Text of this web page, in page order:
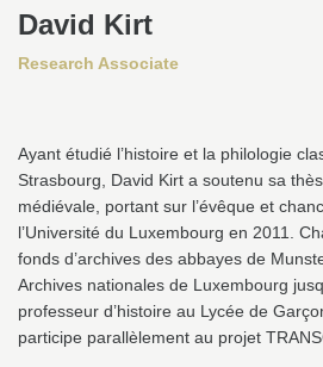
David Kirt
Research Associate
Ayant étudié l’histoire et la philologie
Strasbourg, David Kirt a soutenu sa
médiévale, portant sur l’évêque et
l’Université du Luxembourg en 2011.
fonds d’archives des abbayes de
Archives nationales de Luxembourg
professeur d’histoire au Lycée de
participe parallèlement au projet